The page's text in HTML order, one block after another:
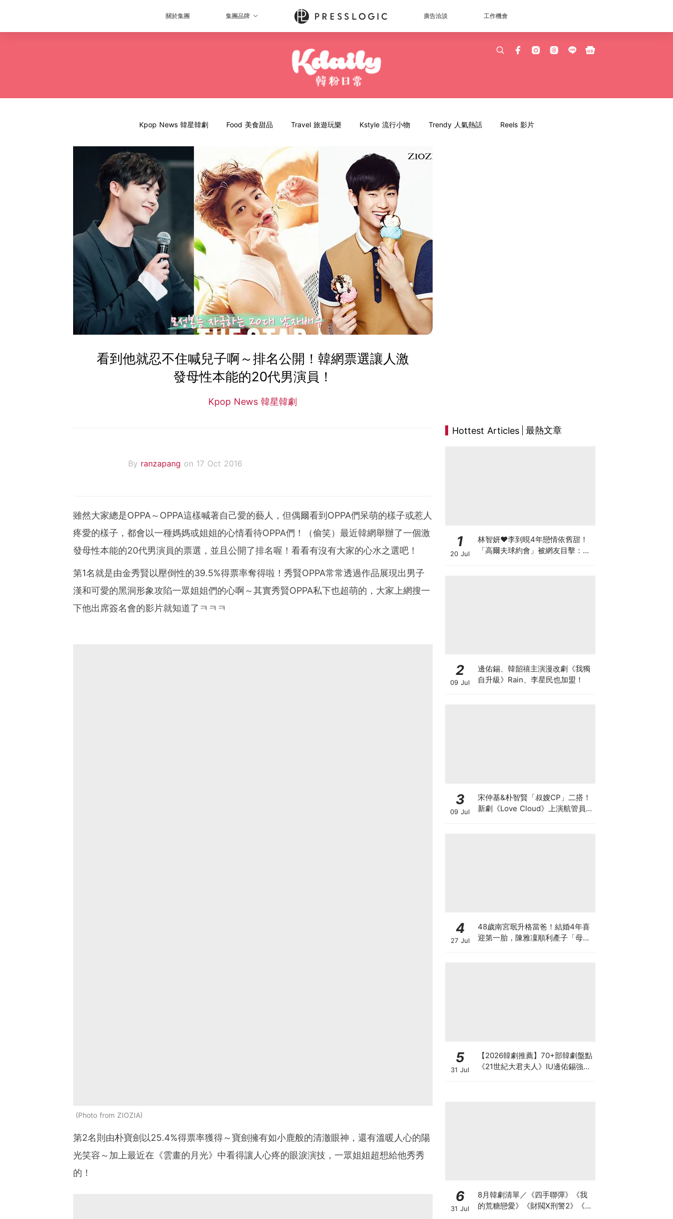
關於集團 集團品牌 廣告洽談 工作機會
Kpop News 韓星韓劇 Food 美食甜品 Travel 旅遊玩樂 Kstyle 流行小物 Trendy 人氣熱話 Reels 影片
看到他就忍不住喊兒子啊～排名公開！韓網票選讓人激
發母性本能的20代男演員！
Kpop News 韓星韓劇
By ranzapang on 17 Oct 2016
雖然大家總是OPPA～OPPA這樣喊著自己愛的藝人，但偶爾看到OPPA們呆萌的樣子或惹人
疼愛的樣子，都會以一種媽媽或姐姐的心情看待OPPA們！（偷笑）最近韓網舉辦了一個激
發母性本能的20代男演員的票選，並且公開了排名喔！看看有沒有大家的心水之選吧！
第1名就是由金秀賢以壓倒性的39.5%得票率奪得啦！秀賢OPPA常常透過作品展現出男子
漢和可愛的黑洞形象攻陷一眾姐姐們的心啊～其實秀賢OPPA私下也超萌的，大家上網搜一
下他出席簽名會的影片就知道了ㅋㅋㅋ
Photo from ZIOZIA
第2名則由朴寶劍以25.4%得票率獲得～寶劍擁有如小鹿般的清澈眼神，還有溫暖人心的陽
光笑容～加上最近在《雲畫的月光》中看得讓人心疼的眼淚演技，一眾姐姐超想給他秀秀
的！
Hottest Articles 最熱文章
1
20 Jul
林智妍♥李到晛4年戀情依舊甜！
「高爾夫球約會」被網友目擊：還
2
09 Jul
邊佑錫、韓韶禧主演漫改劇《我獨
自升級》Rain、李星民也加盟！
3
09 Jul
宋仲基&朴智賢「叔嫂CP」二搭！
新劇《Love Cloud》上演航管員x
4
27 Jul
48歲南宮珉升格當爸！結婚4年喜
迎第一胎，陳雅凜順利產子「母子
5
31 Jul
【2026韓劇推薦】70+部韓劇盤點
《21世紀大君夫人》IU邊佑錫強強
6
31 Jul
8月韓劇清單／《四手聯彈》《我
的荒糖戀愛》《財閥X刑警2》《鼠